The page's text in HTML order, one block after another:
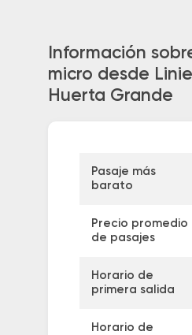
Información
micro desde
Huerta Grande
Pasaje más
barato
Precio promedio
de pasajes
Horario de
primera salida
Horario de